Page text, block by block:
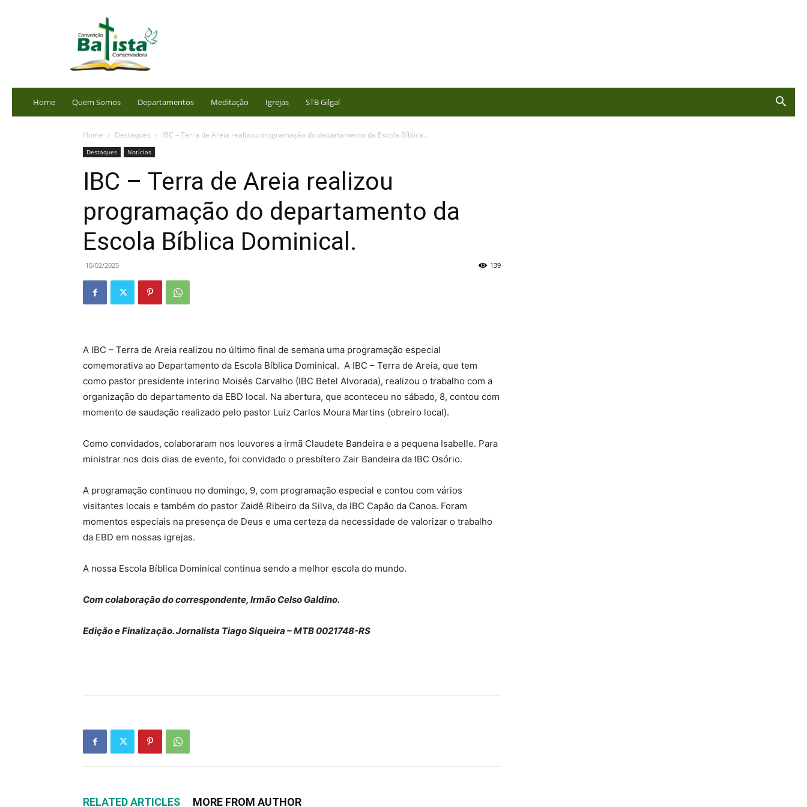
portalbatista.com.br
Home Quem Somos Departamentos Meditação Igrejas STB Gilgal
Home Destaques IBC – Terra de Areia realizou programação do departamento da Escola Bíblica...
Destaques Notícias
IBC – Terra de Areia realizou
programação do departamento da
Escola Bíblica Dominical.
10/02/2025 139
A IBC – Terra de Areia realizou no último final de semana uma programação especial
comemorativa ao Departamento da Escola Bíblica Dominical. A IBC – Terra de Areia, que tem
como pastor presidente interino Moisés Carvalho (IBC Betel Alvorada), realizou o trabalho com a
organização do departamento da EBD local. Na abertura, que aconteceu no sábado, 8, contou com
momento de saudação realizado pelo pastor Luiz Carlos Moura Martins (obreiro local).
Como convidados, colaboraram nos louvores a irmã Claudete Bandeira e a pequena Isabelle. Para
ministrar nos dois dias de evento, foi convidado o presbítero Zair Bandeira da IBC Osório.
A programação continuou no domingo, 9, com programação especial e contou com vários
visitantes locais e também do pastor Zaidê Ribeiro da Silva, da IBC Capão da Canoa. Foram
momentos especiais na presença de Deus e uma certeza da necessidade de valorizar o trabalho
da EBD em nossas igrejas.
A nossa Escola Bíblica Dominical continua sendo a melhor escola do mundo.
Com colaboração do correspondente, Irmão Celso Galdino.
Edição e Finalização. Jornalista Tiago Siqueira – MTB 0021748-RS
RELATED ARTICLES MORE FROM AUTHOR